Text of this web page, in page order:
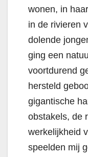
wonen, in
in de rivieren
dolende
ging een
voortdurend
hersteld
gigantische
obstakels, de
werkelijkheid
speelden mij